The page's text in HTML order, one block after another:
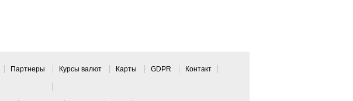
Партнеры Курсы валют Карты GDPR Контакт